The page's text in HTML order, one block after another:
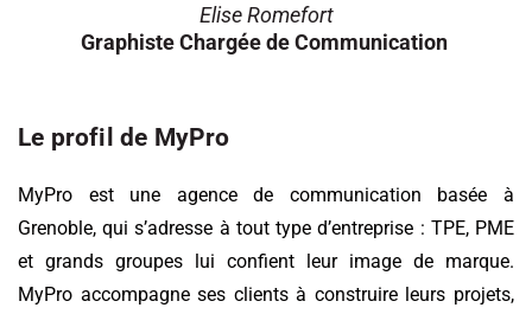
Elise Romefort
Graphiste Chargée de Communication
Le profil de MyPro
MyPro est une agence de communication basée à
Grenoble, qui s’adresse à tout type d’entreprise : TPE, PME
et grands groupes lui confient leur image de marque.
MyPro accompagne ses clients à construire leurs projets,